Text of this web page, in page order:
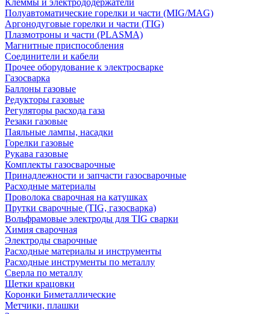
Клеммы и электрододержатели
Полуавтоматические горелки и части (MIG/MAG)
Аргонодуговые горелки и части (TIG)
Плазмотроны и части (PLASMA)
Магнитные приспособления
Соединители и кабели
Прочее оборудование к электросварке
Газосварка
Баллоны газовые
Редукторы газовые
Регуляторы расхода газа
Резаки газовые
Паяльные лампы, насадки
Горелки газовые
Рукава газовые
Комплекты газосварочные
Принадлежности и запчасти газосварочные
Расходные материалы
Проволока сварочная на катушках
Прутки сварочные (TIG, газосварка)
Вольфрамовые электроды для TIG сварки
Химия сварочная
Электроды сварочные
Расходные материалы и инструменты
Расходные инструменты по металлу
Сверла по металлу
Щетки крацовки
Коронки Биметаллические
Метчики, плашки